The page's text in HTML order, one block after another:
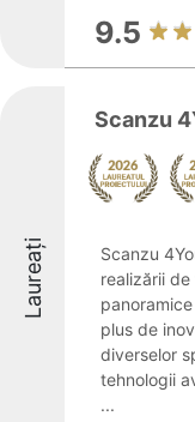
9.5
Laureați
Scanzu
Scanzu
realizării
plus de
diverselor
tehnologii
...